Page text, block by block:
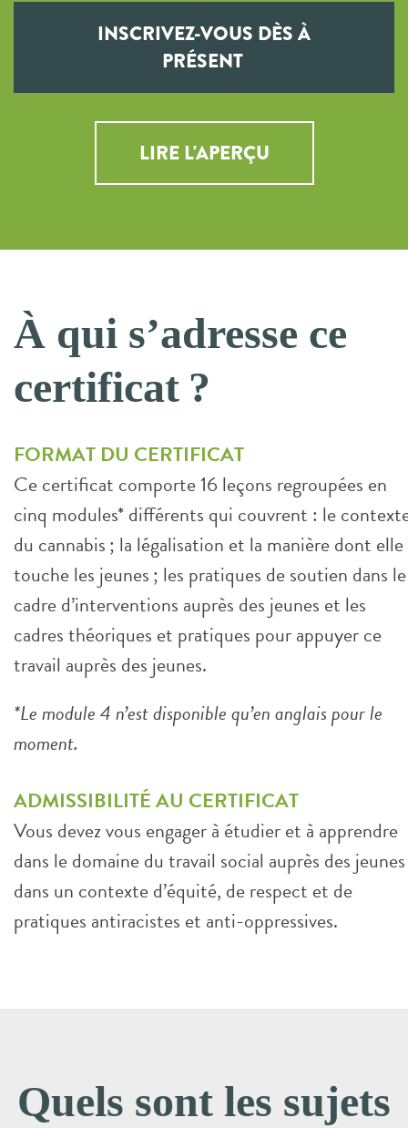
INSCRIVEZ-VOUS DÈS À
PRÉSENT
LIRE L'APERÇU
À qui s’adresse ce
certificat ?
FORMAT DU CERTIFICAT
Ce certificat comporte 16 leçons regroupées en
cinq modules* différents qui couvrent : le
du cannabis ; la légalisation et la manière dont elle
touche les jeunes ; les pratiques de soutien dans le
cadre d’interventions auprès des jeunes et les
cadres théoriques et pratiques pour appuyer ce
travail auprès des jeunes.
*Le module 4 n’est disponible qu’en anglais pour le
moment.
ADMISSIBILITÉ AU CERTIFICAT
Vous devez vous engager à étudier et à apprendre
dans le domaine du travail social auprès des jeunes
dans un contexte d’équité, de respect et de
pratiques antiracistes et anti-oppressives.
Quels sont les sujets